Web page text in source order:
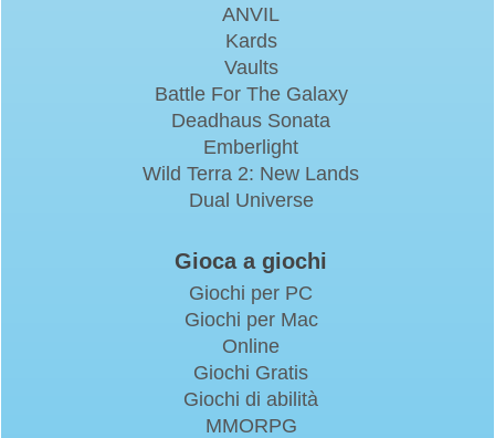
ANVIL
Kards
Vaults
Battle For The Galaxy
Deadhaus Sonata
Emberlight
Wild Terra 2: New Lands
Dual Universe
Gioca a giochi
Giochi per PC
Giochi per Mac
Online
Giochi Gratis
Giochi di abilità
MMORPG